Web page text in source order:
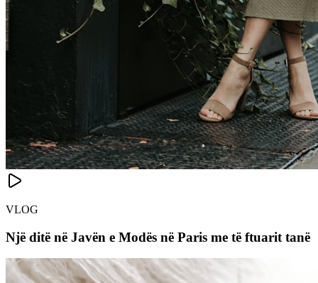
VLOG
Një ditë në Javën e Modës në Paris me të ftuarit tanë